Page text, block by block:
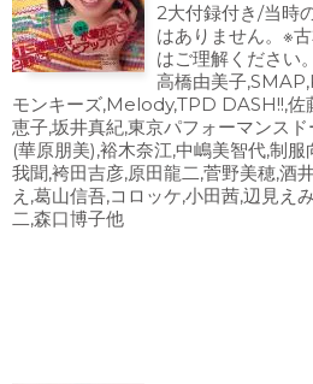
2大付録付き/当時
はありません。※
はご理解ください。
高橋由美子
モンキーズ,Melody,TPD DASH!!,佐
恵子,坂井真紀,東京パフォーマンス
(華原朋美),裕木奈江,中嶋美智代,制
我聞,袴田吉彦,原田龍二,菅野美穂,酒
え,葛山信吾,コロッケ,小田茜,辺見え
二,森口博子他